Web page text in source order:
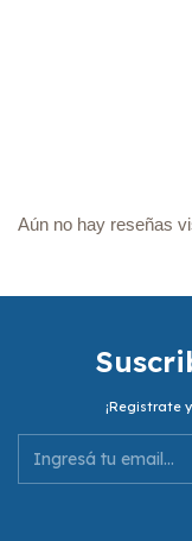
Aún no hay reseñas
¡Registrate